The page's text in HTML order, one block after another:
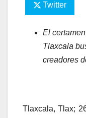
Twitter
El
Tlaxcala
creadores
Tlaxcala, Tlax;